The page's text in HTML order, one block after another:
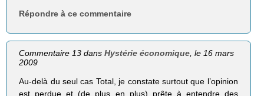
Répondre à ce commentaire
Commentaire 13 dansHystérie économique, le 16 mars
2009
Au-delà du seul cas Total, je constate surtout que l’opinion
est perdue et (de plus en plus) prête à entendre des